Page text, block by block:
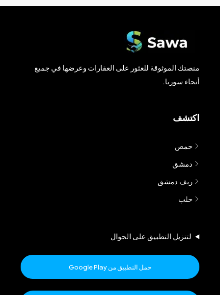
منصتك الموثوقة للعثور على العقارات وعرضها في جميع
أنحاء سوريا.
اكتشف
حمص
دمشق
ريف دمشق
حلب
لتنزيل التطبيق على الجوال
حمل التطبيق من Google Play